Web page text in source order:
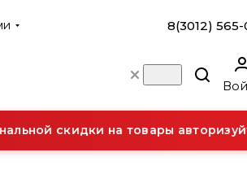
8(3012) 565-
скидки на товары